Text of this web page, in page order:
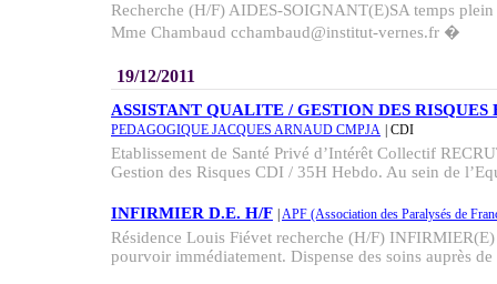
Recherche (H/F) AIDES-SOIGNANT(E)SA temps
Mme Chambaud cchambaud@institut-vernes.fr �
19/12/2011
ASSISTANT QUALITE / GESTION DES RISQUES
PEDAGOGIQUE JACQUES ARNAUD CMPJA | CDI
Etablissement de Santé Privé d’Intérêt Collectif
Gestion des Risques CDI / 35H Hebdo. Au sein de
INFIRMIER D.E. H/F APF (Association des Paralysés de
Résidence Louis Fiévet recherche (H/F)
pourvoir immédiatement. Dispense des soins auprès de